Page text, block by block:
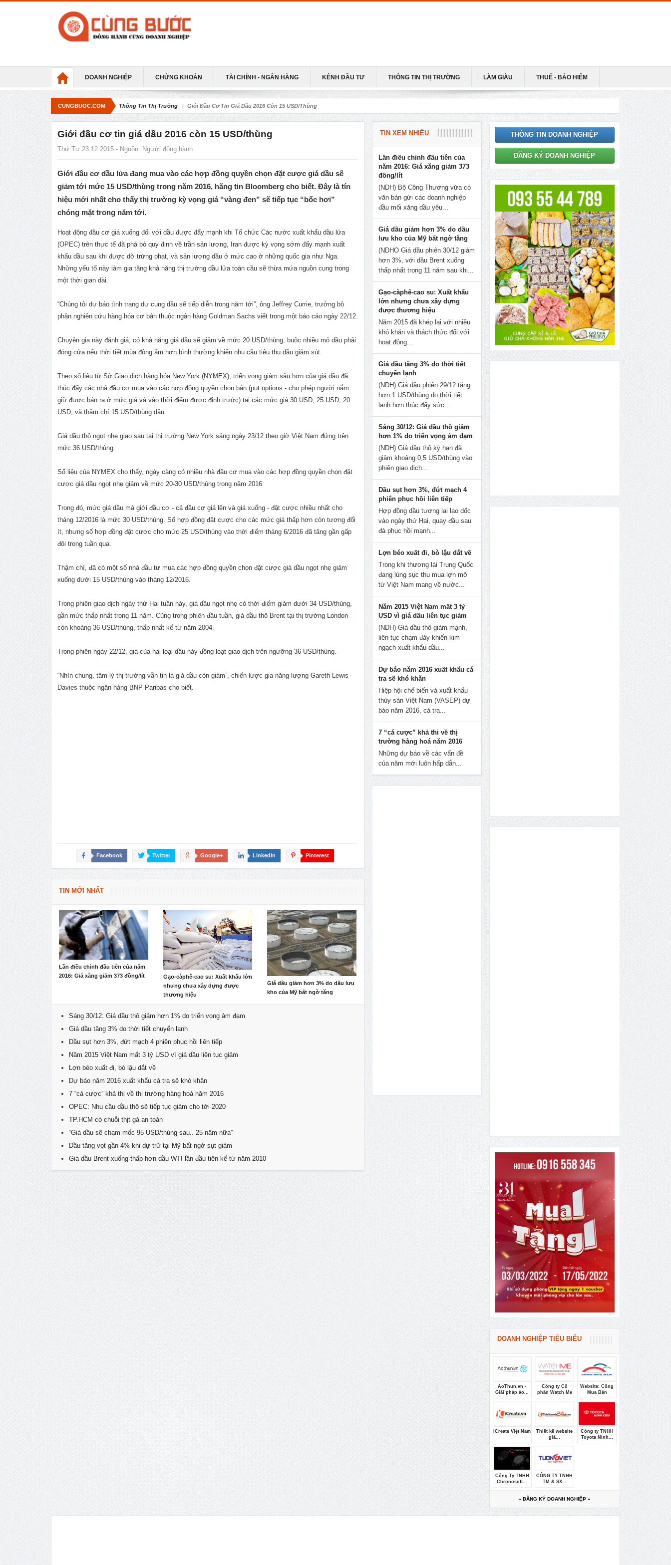
DOANH NGHIỆP CHỨNG KHOÁN TÀI CHÍNH - NGÂN HÀNG KÊNH ĐẦU TƯ THÔNG TIN THỊ TRƯỜNG LÀM GIÀU THUẾ - BẢO HIỂM
CUNGBUOC.COM Thông Tin Thị Trường Giới Đầu Cơ Tin Giá Dầu 2016 Còn 15 USD/thùng
Giới đầu cơ tin giá dầu 2016 còn 15 USD/thùng
Thứ Tư 23.12.2015 - Nguồn: Người đồng hành
Giới đầu cơ dầu lửa đang mua vào các hợp đồng quyền chọn đặt cược giá dầu sẽ
giảm tới mức 15 USD/thùng trong năm 2016, hãng tin Bloomberg cho biết. Đây là tín
hiệu mới nhất cho thấy thị trường kỳ vọng giá “vàng đen” sẽ tiếp tục “bốc hơi”
chóng mặt trong năm tới.
Hoạt động đầu cơ giá xuống đối với dầu được đẩy mạnh khi Tổ chức Các nước xuất khẩu dầu lửa
(OPEC) trên thực tế đã phá bỏ quy định về trần sản lượng, Iran được kỳ vọng sớm đẩy mạnh xuất
khẩu dầu sau khi được dỡ trừng phạt, và sản lượng dầu ở mức cao ở những quốc gia như Nga.
Những yếu tố này làm gia tăng khả năng thị trường dầu lửa toàn cầu sẽ thừa mứa nguồn cung trong
một thời gian dài.
“Chúng tôi dự báo tình trạng dư cung dầu sẽ tiếp diễn trong năm tới”, ông Jeffrey Currie, trưởng bộ
phận nghiên cứu hàng hóa cơ bản thuộc ngân hàng Goldman Sachs viết trong một báo cáo ngày 22/12.
Chuyên gia này đánh giá, có khả năng giá dầu sẽ giảm về mức 20 USD/thùng, buộc nhiều mỏ dầu phải
đóng cửa nếu thời tiết mùa đông ấm hơn bình thường khiến nhu cầu tiêu thụ dầu giảm sút.
Theo số liệu từ Sở Giao dịch hàng hóa New York (NYMEX), triển vọng giảm sâu hơn của giá dầu đã
thúc đẩy các nhà đầu cơ mua vào các hợp đồng quyền chọn bán (put options - cho phép người nắm
giữ được bán ra ở mức giá và vào thời điểm được định trước) tại các mức giá 30 USD, 25 USD, 20
USD, và thậm chí 15 USD/thùng dầu.
Giá dầu thô ngọt nhẹ giao sau tại thị trường New York sáng ngày 23/12 theo giờ Việt Nam đứng trên
mức 36 USD/thùng.
Số liệu của NYMEX cho thấy, ngày càng có nhiều nhà đầu cơ mua vào các hợp đồng quyền chọn đặt
cược giá dầu ngọt nhẹ giảm về mức 20-30 USD/thùng trong năm 2016.
Trong đó, mức giá dầu mà giới đầu cơ - cả đầu cơ giá lên và giá xuống - đặt cược nhiều nhất cho
tháng 12/2016 là mức 30 USD/thùng. Số hợp đồng đặt cược cho các mức giá thấp hơn còn tương đối
ít, nhưng số hợp đồng đặt cược cho mức 25 USD/thùng vào thời điểm tháng 6/2016 đã tăng gần gấp
đôi trong tuần qua.
Thậm chí, đã có một số nhà đầu tư mua các hợp đồng quyền chọn đặt cược giá dầu ngọt nhẹ giảm
xuống dưới 15 USD/thùng vào tháng 12/2016.
Trong phiên giao dịch ngày thứ Hai tuần này, giá dầu ngọt nhẹ có thời điểm giảm dưới 34 USD/thùng,
gần mức thấp nhất trong 11 năm. Cũng trong phiên đầu tuần, giá dầu thô Brent tại thị trường London
còn khoảng 36 USD/thùng, thấp nhất kể từ năm 2004.
Trong phiên ngày 22/12, giá của hai loại dầu này đồng loạt giao dịch trên ngưỡng 36 USD/thùng.
“Nhìn chung, tâm lý thị trường vẫn tin là giá dầu còn giảm”, chiến lược gia năng lượng Gareth Lewis-
Davies thuộc ngân hàng BNP Paribas cho biết.
Facebook Twitter Google+ LinkedIn Pinterest
TIN MỚI NHẤT
Lần điều chỉnh đầu tiên của năm
2016: Giá xăng giảm 373 đồng/lít
Gạo-càphê-cao su: Xuất khẩu lớn
nhưng chưa xây dựng được
thương hiệu
Giá dầu giảm hơn 3% do dầu lưu
kho của Mỹ bất ngờ tăng
Sáng 30/12: Giá dầu thô giảm hơn 1% do triển vọng ảm đạm
Giá dầu tăng 3% do thời tiết chuyển lạnh
Dầu sụt hơn 3%, đứt mạch 4 phiên phục hồi liên tiếp
Năm 2015 Việt Nam mất 3 tỷ USD vì giá dầu liên tục giảm
Lợn béo xuất đi, bò lậu dắt về
Dự báo năm 2016 xuất khẩu cá tra sẽ khó khăn
7 “cá cược” khả thi về thị trường hàng hoá năm 2016
OPEC: Nhu cầu dầu thô sẽ tiếp tục giảm cho tới 2020
TP.HCM có chuỗi thịt gà an toàn
“Giá dầu sẽ chạm mốc 95 USD/thùng sau.. 25 năm nữa”
Dầu tăng vọt gần 4% khi dự trữ tại Mỹ bất ngờ sụt giảm
Giá dầu Brent xuống thấp hơn dầu WTI lần đầu tiên kể từ năm 2010
TIN XEM NHIỀU
Lần điều chỉnh đầu tiên của
năm 2016: Giá xăng giảm 373
đồng/lít
(NDH) Bộ Công Thương vừa có
văn bản gửi các doanh nghiệp
đầu mối xăng dầu yêu...
Giá dầu giảm hơn 3% do dầu
lưu kho của Mỹ bất ngờ tăng
(NDHO Giá dầu phiên 30/12 giảm
hơn 3%, với dầu Brent xuống
thấp nhất trong 11 năm sau khi...
Gạo-càphê-cao su: Xuất khẩu
lớn nhưng chưa xây dựng
được thương hiệu
Năm 2015 đã khép lại với nhiều
khó khăn và thách thức đối với
hoạt động...
Giá dầu tăng 3% do thời tiết
chuyển lạnh
(NDH) Giá dầu phiên 29/12 tăng
hơn 1 USD/thùng do thời tiết
lạnh hơn thúc đẩy sức...
Sáng 30/12: Giá dầu thô giảm
hơn 1% do triển vọng ảm đạm
(NDH) Giá dầu thô kỳ hạn đã
giảm khoảng 0,5 USD/thùng vào
phiên giao dịch...
Dầu sụt hơn 3%, đứt mạch 4
phiên phục hồi liên tiếp
Hợp đồng dầu tương lai lao dốc
vào ngày thứ Hai, quay đầu sau
đà phục hồi mạnh...
Lợn béo xuất đi, bò lậu dắt về
Trong khi thương lái Trung Quốc
đang lùng sục thu mua lợn mỡ
từ Việt Nam mang về nước...
Năm 2015 Việt Nam mất 3 tỷ
USD vì giá dầu liên tục giảm
(NDH) Giá dầu thô giảm mạnh,
liên tục chạm đáy khiến kim
ngạch xuất khẩu dầu...
Dự báo năm 2016 xuất khẩu cá
tra sẽ khó khăn
Hiệp hội chế biến và xuất khẩu
thủy sản Việt Nam (VASEP) dự
báo năm 2016, cá tra...
7 “cá cược” khả thi về thị
trường hàng hoá năm 2016
Những dự báo về các vấn đề
của năm mới luôn hấp dẫn...
THÔNG TIN DOANH NGHIỆP
ĐĂNG KÝ DOANH NGHIỆP
DOANH NGHIỆP TIÊU BIỂU
AoThun.vn -
Giải pháp áo...
Công ty Cổ
phần Watch Me
Website: Cổng
Mua Bán
iCreate Việt Nam
Thiết kế website
giá...
Công ty TNHH
Toyota Ninh...
Công Ty TNHH
Chronosoft...
CÔNG TY TNHH
TM & SX...
» ĐĂNG KÝ DOANH NGHIỆP «